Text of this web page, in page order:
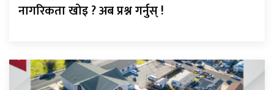
नागरिकता खोइ ? अब प्रश्न गर्नुस् !